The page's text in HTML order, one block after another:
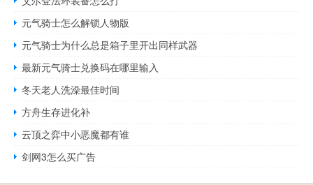
元气骑士怎么解锁人物版
元气骑士为什么总是箱子里开出同样武器
最新元气骑士兑换码在哪里输入
冬天老人洗澡最佳时间
方舟生存进化补
云顶之弈中小恶魔都有谁
剑网3怎么买广告